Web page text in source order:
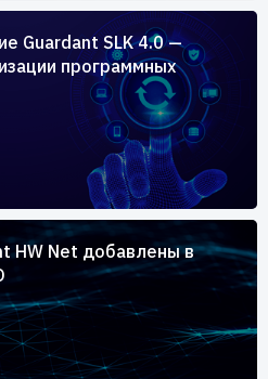
Guardant SLK 4.0 —
программных
HW Net добавлены в